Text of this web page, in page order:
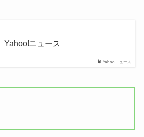
Yahoo!ニュース
Yahoo!ニュース